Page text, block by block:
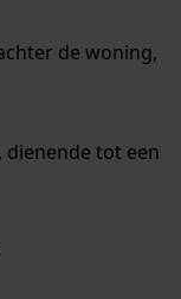
de woning,
dienende tot een